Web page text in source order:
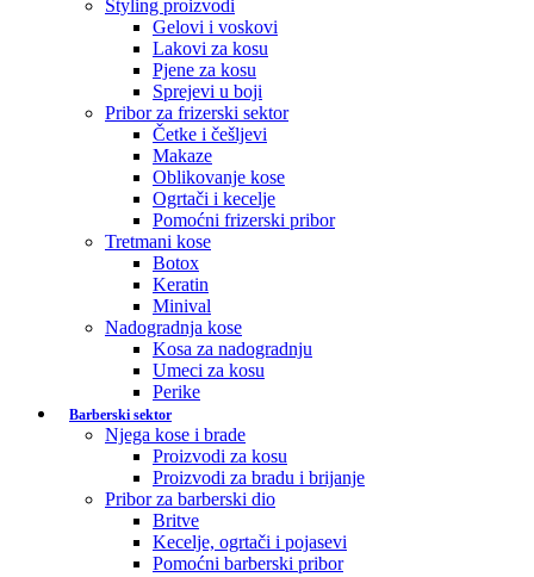
Styling proizvodi
Gelovi i voskovi
Lakovi za kosu
Pjene za kosu
Sprejevi u boji
Pribor za frizerski sektor
Četke i češljevi
Makaze
Oblikovanje kose
Ogrtači i kecelje
Pomoćni frizerski pribor
Tretmani kose
Botox
Keratin
Minival
Nadogradnja kose
Kosa za nadogradnju
Umeci za kosu
Perike
Barberski sektor
Njega kose i brade
Proizvodi za kosu
Proizvodi za bradu i brijanje
Pribor za barberski dio
Britve
Kecelje, ogrtači i pojasevi
Pomoćni barberski pribor